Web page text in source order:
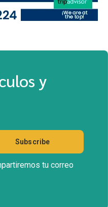
y
tu correo